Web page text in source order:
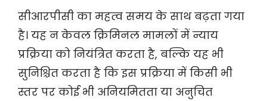
सीआरपीसी का महत्व समय के साथ बढ़ता गया
है। यह न केवल क्रिमिनल मामलों में न्याय
प्रक्रिया को नियंत्रित करता है, बल्कि यह भी
सुनिश्चित करता है कि इस प्रक्रिया में किसी भी
स्तर पर कोई भी अनियमितता या अनुचित